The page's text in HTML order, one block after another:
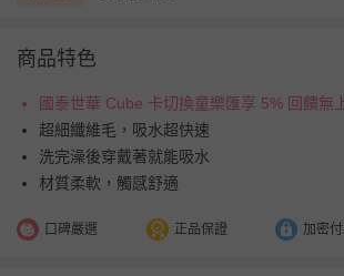
商品特色
國泰世華 Cube 卡切換童樂匯享 5% 回饋無
超細纖維毛，吸水超快速
洗完澡後穿戴著就能吸水
材質柔軟，觸感舒適
口碑嚴選 正品保證 加密